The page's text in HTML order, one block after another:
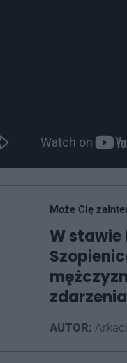
Może Cię
W
zdarzenia
AUTOR: